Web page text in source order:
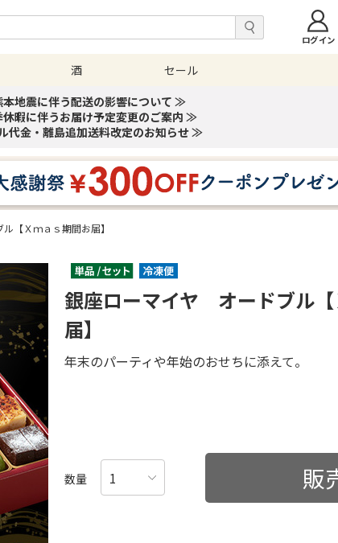
ログイン
酒
セール
本地震に伴う配送の影響について ≫
休暇に伴うお届け予定変更のご案内 ≫
代金・離島追加送料改定のお知らせ ≫
【Ｘｍａｓ期間お届】
銀座ローマイヤ オードブル【
届】
年末のパーティや年始のおせちに添えて。
数量 販